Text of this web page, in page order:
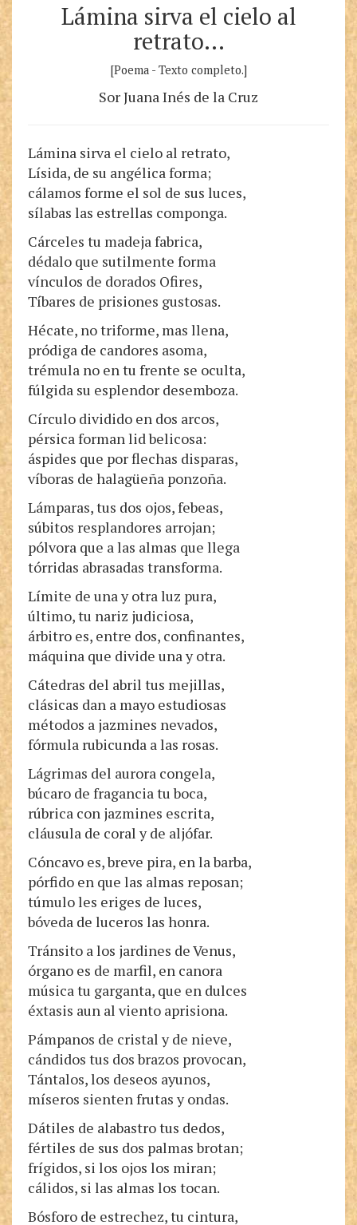
Lámina sirva el cielo al
retrato…
[Poema - Texto completo.]
Sor Juana Inés de la Cruz
Lámina sirva el cielo al retrato,
Lísida, de su angélica forma;
cálamos forme el sol de sus luces,
sílabas las estrellas componga.
Cárceles tu madeja fabrica,
dédalo que sutilmente forma
vínculos de dorados Ofires,
Tíbares de prisiones gustosas.
Hécate, no triforme, mas llena,
pródiga de candores asoma,
trémula no en tu frente se oculta,
fúlgida su esplendor desemboza.
Círculo dividido en dos arcos,
pérsica forman lid belicosa:
áspides que por flechas disparas,
víboras de halagüeña ponzoña.
Lámparas, tus dos ojos, febeas,
súbitos resplandores arrojan;
pólvora que a las almas que llega
tórridas abrasadas transforma.
Límite de una y otra luz pura,
último, tu nariz judiciosa,
árbitro es, entre dos, confinantes,
máquina que divide una y otra.
Cátedras del abril tus mejillas,
clásicas dan a mayo estudiosas
métodos a jazmines nevados,
fórmula rubicunda a las rosas.
Lágrimas del aurora congela,
búcaro de fragancia tu boca,
rúbrica con jazmines escrita,
cláusula de coral y de aljófar.
Cóncavo es, breve pira, en la barba,
pórfido en que las almas reposan;
túmulo les eriges de luces,
bóveda de luceros las honra.
Tránsito a los jardines de Venus,
órgano es de marfil, en canora
música tu garganta, que en dulces
éxtasis aun al viento aprisiona.
Pámpanos de cristal y de nieve,
cándidos tus dos brazos provocan,
Tántalos, los deseos ayunos,
míseros sienten frutas y ondas.
Dátiles de alabastro tus dedos,
fértiles de sus dos palmas brotan;
frígidos, si los ojos los miran;
cálidos, si las almas los tocan.
Bósforo de estrechez, tu cintura,